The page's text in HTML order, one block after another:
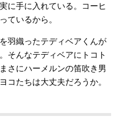
に手に入れている。コーヒ
ているから。
羽織ったテディベアくんが
そんなテディベアにトコト
さにハーメルンの笛吹き男
コたちは大丈夫だろうか。